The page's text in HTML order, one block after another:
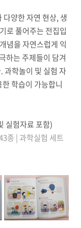
양한 자연 현상, 생
로 풀어주는 전집입
념을 자연스럽게 익
하는 주제들이 담겨
과학놀이 및 실험 자
학습이 가능합니
실험자료 포함)
종 | 과학실험 세트